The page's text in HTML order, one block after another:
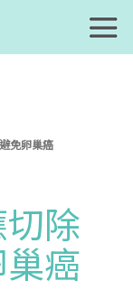
免卵巢癌
除
癌